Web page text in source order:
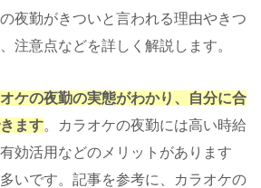
夜勤がきついと言われる理由やきつ
注意点などを詳しく解説します。
ケの夜勤の実態がわかり、自分に合
ます。カラオケの夜勤には高い時給
効活用などのメリットがあります
いです。記事を参考に、カラオケの